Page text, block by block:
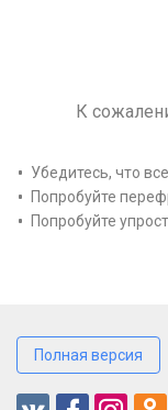
К
Убедитесь, что
Попробуйте
Попробуйте
Полная версия